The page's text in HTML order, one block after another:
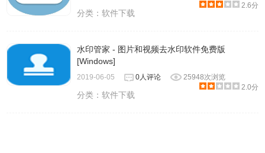
2.6分
分类：软件下载
水印管家 - 图片和视频去水印软件免费版
[Windows]
2019-06-05 0人评论
25948次浏览
2.0分
分类：软件下载